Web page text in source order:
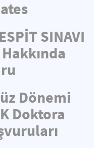
SINAVI
Dönemi
Doktora